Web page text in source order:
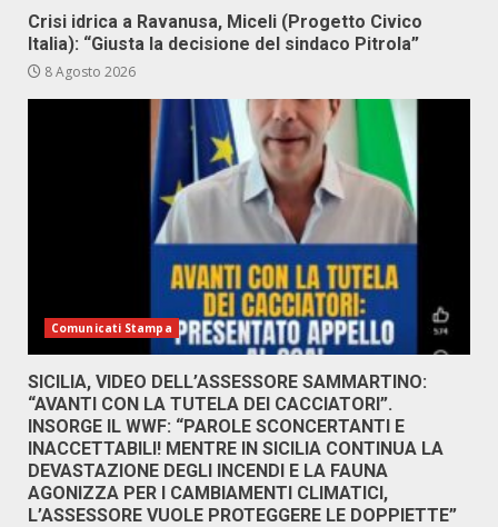
Crisi idrica a Ravanusa, Miceli (Progetto Civico
Italia): “Giusta la decisione del sindaco Pitrola”
8 Agosto 2026
Comunicati Stampa
SICILIA, VIDEO DELL’ASSESSORE SAMMARTINO:
“AVANTI CON LA TUTELA DEI CACCIATORI”.
INSORGE IL WWF: “PAROLE SCONCERTANTI E
INACCETTABILI! MENTRE IN SICILIA CONTINUA LA
DEVASTAZIONE DEGLI INCENDI E LA FAUNA
AGONIZZA PER I CAMBIAMENTI CLIMATICI,
L’ASSESSORE VUOLE PROTEGGERE LE DOPPIETTE”